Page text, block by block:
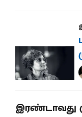
இரண்டாவது